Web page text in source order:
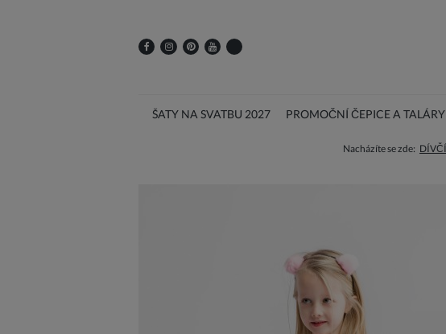
ŠATY NA SVATBU 2027 PROMOČNÍ ČEPICE A TALÁRY
Nacházíte se zde: DÍVČÍ